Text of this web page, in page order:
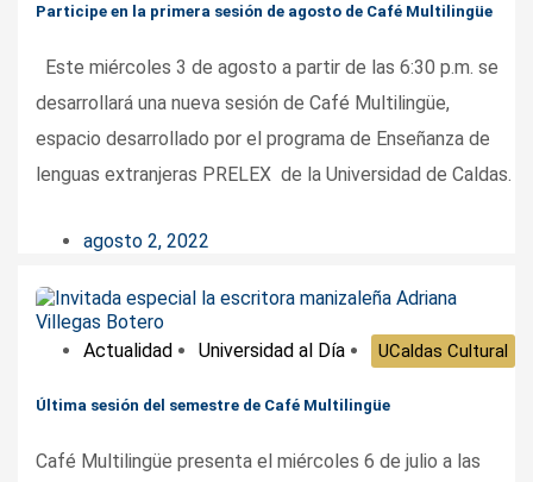
Participe en la primera sesión de agosto de Café Multilingüe
Este miércoles 3 de agosto a partir de las 6:30 p.m. se
desarrollará una nueva sesión de Café Multilingüe,
espacio desarrollado por el programa de Enseñanza de
lenguas extranjeras PRELEX de la Universidad de Caldas.
agosto 2, 2022
Actualidad Universidad al Día UCaldas Cultural
Última sesión del semestre de Café Multilingüe
Café Multilingüe presenta el miércoles 6 de julio a las